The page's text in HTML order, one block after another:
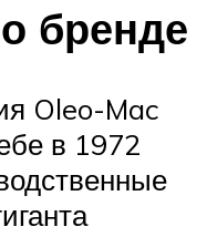
бренде
Oleo-Mac
в 1972